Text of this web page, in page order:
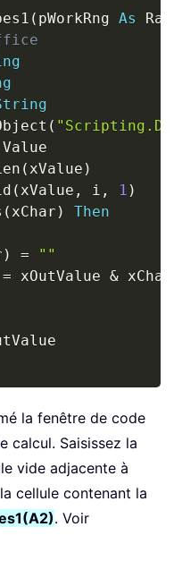
( pWorkRng As
(
( xValue )
( xValue , i , 1 )
( xChar )
Then
) =
""
= xOutValue & xChar
Copy
la fenêtre de code
calcul. Saisissez la
vide adjacente à
cellule contenant la
. Voir